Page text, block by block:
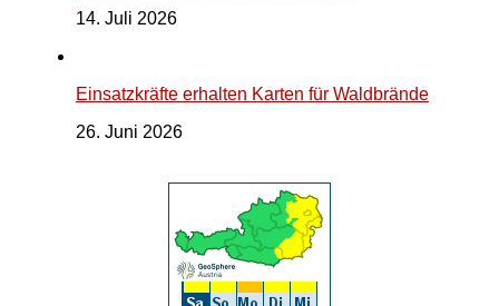
14. Juli 2026
Einsatzkräfte erhalten Karten für Waldbrände
26. Juni 2026